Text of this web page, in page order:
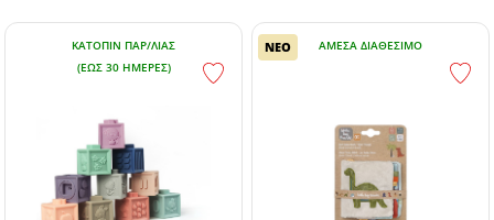
ΚΑΤΌΠΙΝ ΠΑΡ/ΛΊΑΣ
(ΕΏΣ 30 ΗΜΈΡΕΣ)
ΆΜΕΣΑ ΔΙΑΘΈΣΙΜΟ
ΝΕΟ